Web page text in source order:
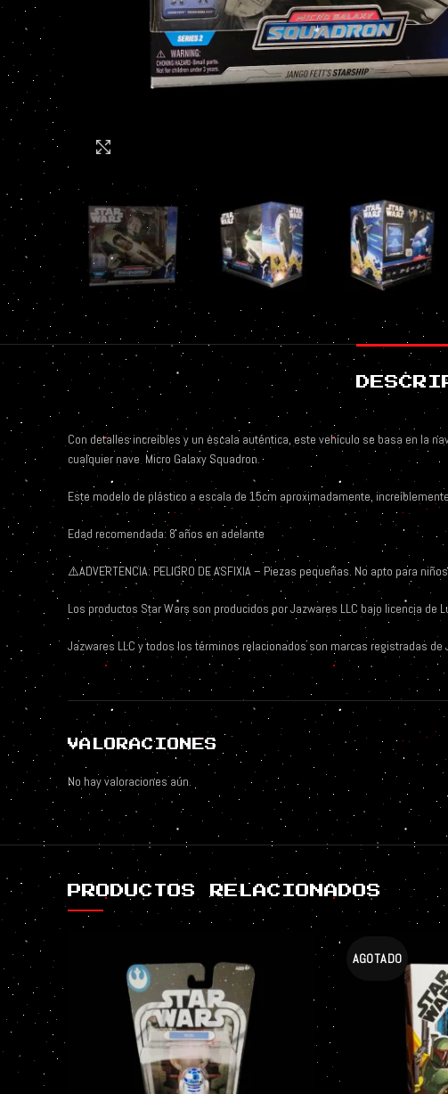
Con detalles increíbles y un escala auténtica, este vehículo se basa en la
cualquier nave Micro Galaxy Squadron.
Este modelo de plástico a escala de 15cm aproximadamente,
Edad recomendada: 8 años en adelante
⚠️ADVERTENCIA: PELIGRO DE ASFIXIA – Piezas pequeñas. No apto para
Los productos Star Wars son producidos por Jazwares LLC bajo licencia de
Jazwares LLC y todos los términos relacionados son marcas registradas de
VALORACIONES
No hay valoraciones aún.
PRODUCTOS RELACIONADOS
AGOTADO